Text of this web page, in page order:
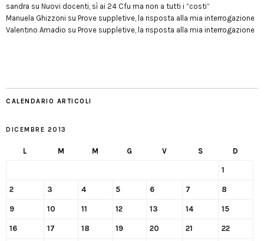
sandra su Nuovi docenti, sì ai 24 Cfu ma non a tutti i “costi”
Manuela Ghizzoni su Prove suppletive, la risposta alla mia interrogazione
Valentino Amadio su Prove suppletive, la risposta alla mia interrogazione
CALENDARIO ARTICOLI
DICEMBRE 2013
L M M G V S D
1
2 3 4 5 6 7 8
9 10 11 12 13 14 15
16 17 18 19 20 21 22